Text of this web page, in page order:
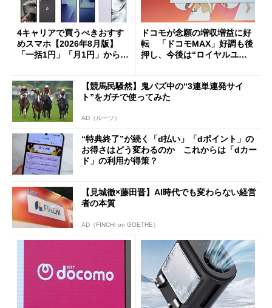
4キャリアで買うべきおすす
めスマホ【2026年8月版】
「一括1円」「月1円」からお
ドコモが念願の増収増益に好
転 「ドコモMAX」好調も後
押し、今後は“ロイヤルユー
【競馬民騒然】鬼バズ中の“3連単連発サイ
ト”をガチで使ってみた
AD（ルーツ）
“特典終了”が続く「d払い」「dポイント」の
お得さはどう変わるのか これからは「dカー
ド」の利用が得策？
【見城徹×藤田晋】AI時代でも変わらない経営
者の本質
AD（FINCHI on GOETHE）